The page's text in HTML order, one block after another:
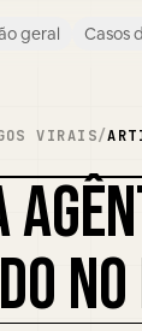
geral Casos
VIRAIS/